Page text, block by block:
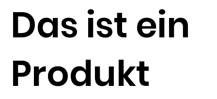
Das ist ein
Produkt